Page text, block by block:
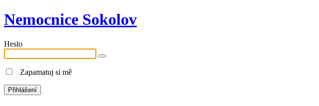
Nemocnice Sokolov
Heslo
Zapamatuj si mě